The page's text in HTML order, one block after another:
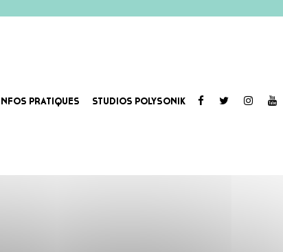
INFOS PRATIQUES STUDIOS POLYSONIK